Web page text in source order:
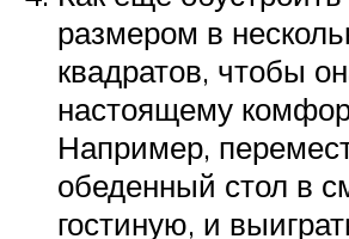
размером в
квадратов, чтобы
настоящему
Например,
обеденный стол в
гостиную, и